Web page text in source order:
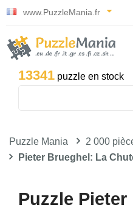
www.PuzzleMania.fr
13341 puzzle en stock
Puzzle Mania 2 000
Pieter Brueghel: La
Puzzle